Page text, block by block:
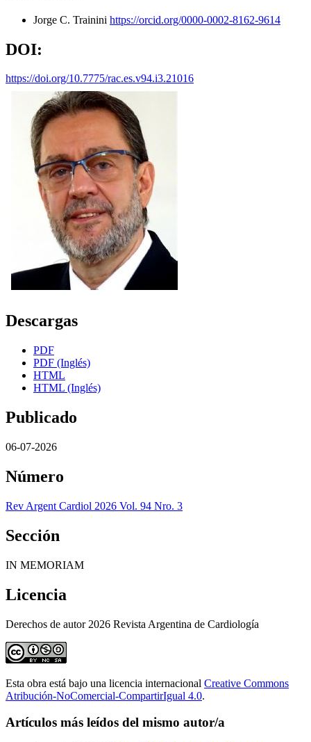
Jorge C. Trainini https://orcid.org/0000-0002-8162-9614
DOI:
https://doi.org/10.7775/rac.es.v94.i3.21016
Descargas
PDF
PDF (Inglés)
HTML
HTML (Inglés)
Publicado
06-07-2026
Número
Rev Argent Cardiol 2026 Vol. 94 Nro. 3
Sección
IN MEMORIAM
Licencia
Derechos de autor 2026 Revista Argentina de Cardiología
Esta obra está bajo una licencia internacional Creative Commons
Atribución-NoComercial-CompartirIgual 4.0.
Artículos más leídos del mismo autor/a